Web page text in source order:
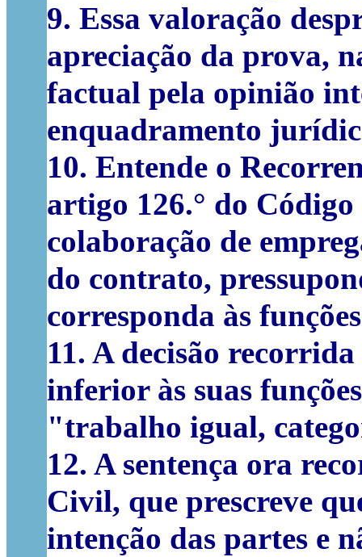
9. Essa valoração
apreciação da prova,
factual pela opinião
enquadramento
10. Entende o
artigo 126.° do
colaboração de
do contrato,
corresponda às
11. A decisão
inferior às suas
"trabalho igual,
12. A sentença ora
Civil, que prescreve
intenção das partes e